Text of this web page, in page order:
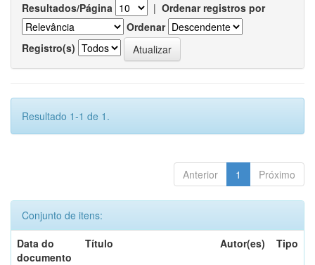
Resultados/Página | Ordenar registros por
Ordenar
Registro(s)
Resultado 1-1 de 1.
Anterior 1 Próximo
Conjunto de itens:
Data do
documento
Título Autor(es) Tipo